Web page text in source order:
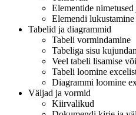
Elementide
Elemendi lukustamine
Tabelid ja diagrammid
Tabeli vormindamine
Tabeliga sisu
Veel tabeli lisamise
Tabeli loomine
Diagrammi loomine
Väljad ja vormid
Kiirvalikud